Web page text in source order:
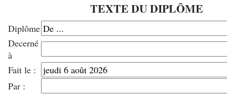
TEXTE DU DIPLÔME
Diplôme
Decerné
à
Fait le :
Par :